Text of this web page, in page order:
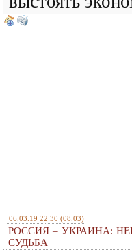
06.03.19 22:30 (08.03)
РОССИЯ – УКРАИНА:
СУДЬБА